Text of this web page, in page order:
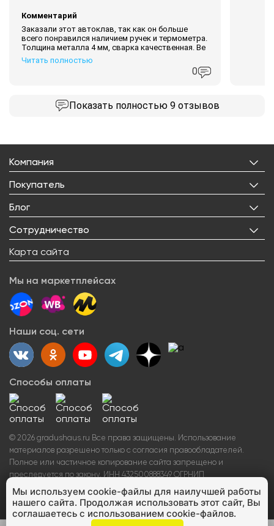
Комментарий
Заказали этот автоклав, так как он больше
всего понравился наличием ручек и термометра.
Толщина металла 4 мм, сварка качественная. Ве
Читать полностью
0
Показать полностью 9 отзывов
Компания
О нас
Лицензии
Реквизиты
Правовая информация
Контакты
Покупатель
Личный кабинет
Избранное
Доставка
Возврат товара
Сервисный центр
Как заказать
Вопрос-ответ
Блог
Все статьи
О товарах
Сотрудничество
Оптовым покупателям
Арендодателям
Блогерам
Карта сайта
Мы на маркетплейсах
Наши соц. сети
Способы оплаты
© 2026 gradushaus.ru Все права защищены. Использование
материалов разрешено только с согласия правообладателей.
Полное или частичное копирование сайта запрещено и
преследуется по закону. ИНН 432500888349 ОГРНИП
314744919000039
Мы используем cookie-файлы для наилучшей работы
нашего сайта. Продолжая использовать этот сайт, Вы
соглашаетесь с использованием cookie-файлов.